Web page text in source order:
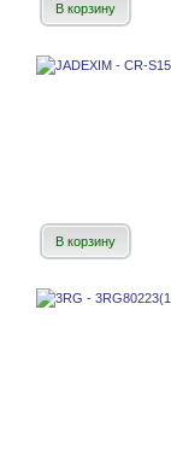
В корзину
В корзину